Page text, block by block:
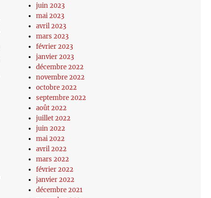
juin 2023
mai 2023
avril 2023
mars 2023
février 2023
janvier 2023
décembre 2022
novembre 2022
octobre 2022
septembre 2022
août 2022
juillet 2022
juin 2022
mai 2022
avril 2022
mars 2022
février 2022
janvier 2022
décembre 2021